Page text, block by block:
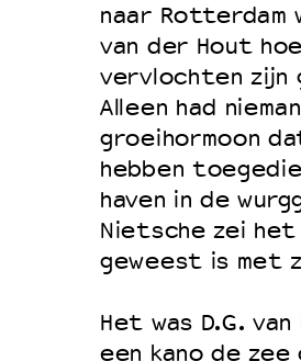
naar
van der Hout
vervlochten zijn
Alleen had
groeihormoon
hebben
haven in de
Nietsche zei het
geweest is met
Het was D.G.
een kano de